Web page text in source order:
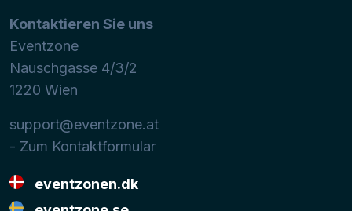
Kontaktieren Sie uns
Eventzone
Nauschgasse 4/3/2
1220 Wien
support@eventzone.at
- Zum Kontaktformular
eventzonen.dk